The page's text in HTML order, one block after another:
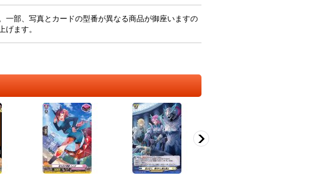
部、写真とカードの型番が異なる商品が御座いますの
げます。